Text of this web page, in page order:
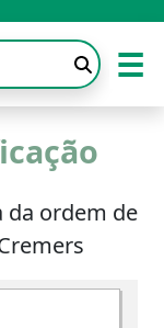
☰
da ordem de